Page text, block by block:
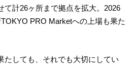
て計26ヶ所まで拠点を拡大。2026
PRO Marketへの上場も果た
たしても、それでも大切にしてい